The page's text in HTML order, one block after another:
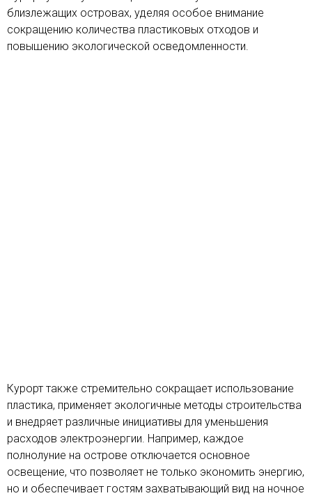
близлежащих островах, уделяя особое внимание
сокращению количества пластиковых отходов и
повышению экологической осведомленности.
Курорт также стремительно сокращает использование
пластика, применяет экологичные методы строительства
и внедряет различные инициативы для уменьшения
расходов электроэнергии. Например, каждое
полнолуние на острове отключается основное
освещение, что позволяет не только экономить энергию,
но и обеспечивает гостям захватывающий вид на ночное